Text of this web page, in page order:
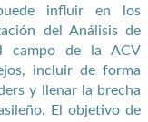
influir en los
del Análisis de
campo de la ACV
incluir de forma
y llenar la brecha
El objetivo de